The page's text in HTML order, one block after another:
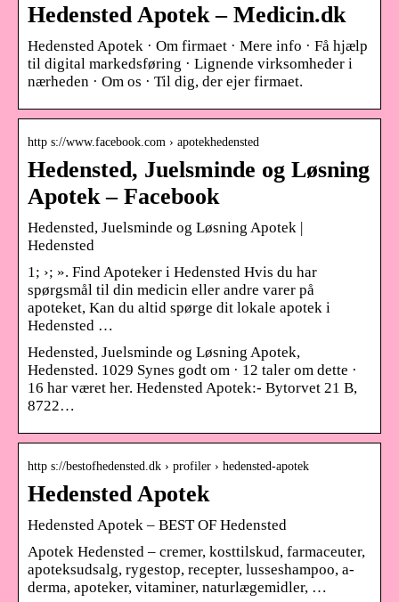
Hedensted Apotek – Medicin.dk
Hedensted Apotek · Om firmaet · Mere info · Få hjælp
til digital markedsføring · Lignende virksomheder i
nærheden · Om os · Til dig, der ejer firmaet.
http s://www.facebook.com › apotekhedensted
Hedensted, Juelsminde og Løsning
Apotek – Facebook
Hedensted, Juelsminde og Løsning Apotek |
Hedensted
1; ›; ». Find Apoteker i Hedensted Hvis du har
spørgsmål til din medicin eller andre varer på
apoteket, Kan du altid spørge dit lokale apotek i
Hedensted …
Hedensted, Juelsminde og Løsning Apotek,
Hedensted. 1029 Synes godt om · 12 taler om dette ·
16 har været her. Hedensted Apotek:- Bytorvet 21 B,
8722…
http s://bestofhedensted.dk › profiler › hedensted-apotek
Hedensted Apotek
Hedensted Apotek – BEST OF Hedensted
Apotek Hedensted – cremer, kosttilskud, farmaceuter,
apoteksudsalg, rygestop, recepter, lusseshampoo, a-
derma, apoteker, vitaminer, naturlægemidler, …